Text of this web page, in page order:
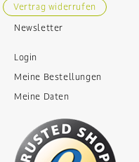
Vertrag widerrufen
Newsletter
Login
Meine Bestellungen
Meine Daten